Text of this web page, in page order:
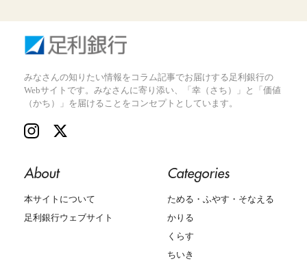
みなさんの知りたい情報をコラム記事でお届けする足利銀行の
Webサイトです。みなさんに寄り添い、「幸（さち）」と「価値
（かち）」を届けることをコンセプトとしています。
About
本サイトについて
足利銀行ウェブサイト
Categories
ためる・ふやす・そなえる
かりる
くらす
ちいき